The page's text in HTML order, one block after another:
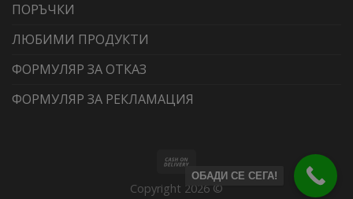
ПОРЪЧКИ
ЛЮБИМИ ПРОДУКТИ
ФОРМУЛЯР ЗА ОТКАЗ
ФОРМУЛЯР ЗА РЕКЛАМАЦИЯ
Copyright 2026 ©
ОБАДИ СЕ СЕГА!